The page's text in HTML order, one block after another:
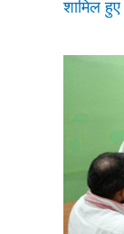
शामिल हुए